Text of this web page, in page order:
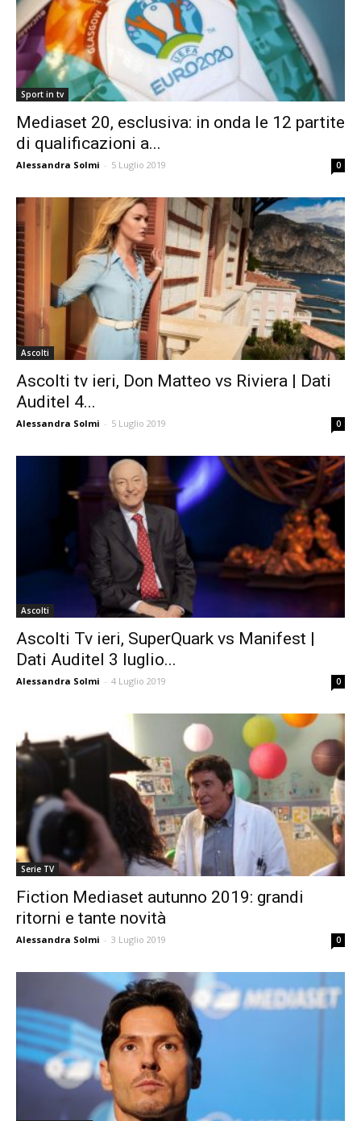
Sport in tv
Mediaset 20, esclusiva: in onda le 12 partite
di qualificazioni a...
Alessandra Solmi - 5 Luglio 2019 0
Ascolti
Ascolti tv ieri, Don Matteo vs Riviera | Dati
Auditel 4...
Alessandra Solmi - 5 Luglio 2019 0
Ascolti
Ascolti Tv ieri, SuperQuark vs Manifest |
Dati Auditel 3 luglio...
Alessandra Solmi - 4 Luglio 2019 0
Serie TV
Fiction Mediaset autunno 2019: grandi
ritorni e tante novità
Alessandra Solmi - 3 Luglio 2019 0